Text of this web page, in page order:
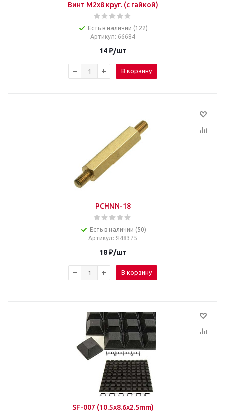
Винт М2х8 круг. (с гайкой)
Есть в наличии (122)
Артикул: 66684
14₽/шт
В корзину
PCHNN-18
Есть в наличии (50)
Артикул: Я48375
18₽/шт
В корзину
SF-007 (10.5x8.6x2.5mm)